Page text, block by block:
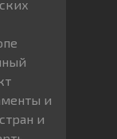
и
и